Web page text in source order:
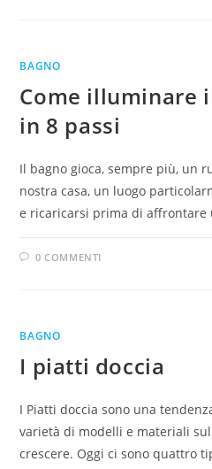
BAGNO
Come illuminare
in 8 passi
Il bagno gioca, sempre più, un
nostra casa, un luogo
e ricaricarsi prima di affrontare
0 COMMENTI
BAGNO
I piatti doccia
I Piatti doccia sono una
varietà di modelli e materiali
crescere. Oggi ci sono quattro